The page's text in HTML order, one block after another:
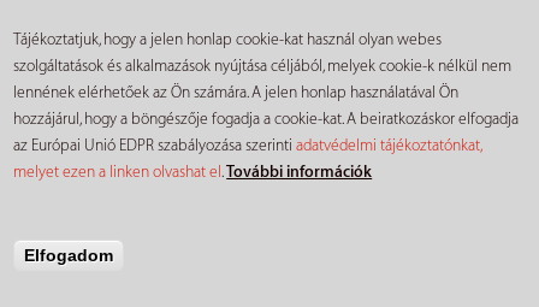
Tájékoztatjuk, hogy a jelen honlap cookie-kat használ olyan webes
szolgáltatások és alkalmazások nyújtása céljából, melyek cookie-k nélkül nem
lennének elérhetőek az Ön számára. A jelen honlap használatával Ön
hozzájárul, hogy a böngészője fogadja a cookie-kat. A beiratkozáskor elfogadja
az Európai Unió EDPR szabályozása szerintiadatvédelmi tájékoztatónkat,
melyet ezen a linken olvashat el.További információk
Elfogadom